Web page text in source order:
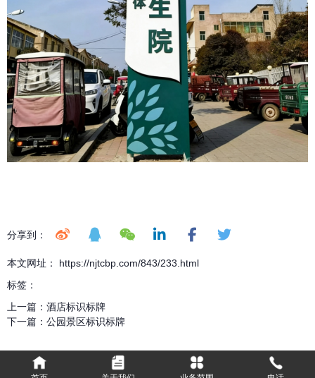
分享到：
本文网址： https://njtcbp.com/843/233.html
标签：
上一篇： 酒店标识标牌
下一篇： 公园景区标识标牌